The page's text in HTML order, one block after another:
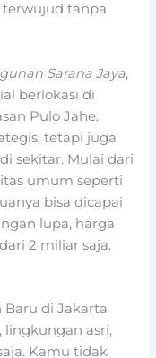
terwujud tanpa
Sarana Jaya,
berlokasi di
Pulo Jahe.
tetapi juga
sekitar. Mulai dari
umum seperti
bisa dicapai
lupa, harga
2 miliar saja.
di Jakarta
lingkungan asri,
Kamu tidak